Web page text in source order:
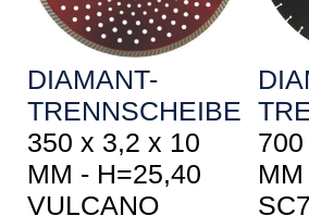
DIAMANT-
TRENNSCHEIBE
350 x 3,2 x 10
MM - H=25,40
VULCANO